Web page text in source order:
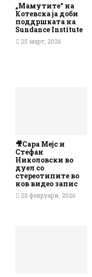
„Мамутите“ на
Котевска ја доби
поддршката на
Sundance Institute
25 март, 2026
🎥Сара Мејс и
Стефан
Николовски во
дуел со
стереотипите во
нов видео запис
25 февруари, 2026